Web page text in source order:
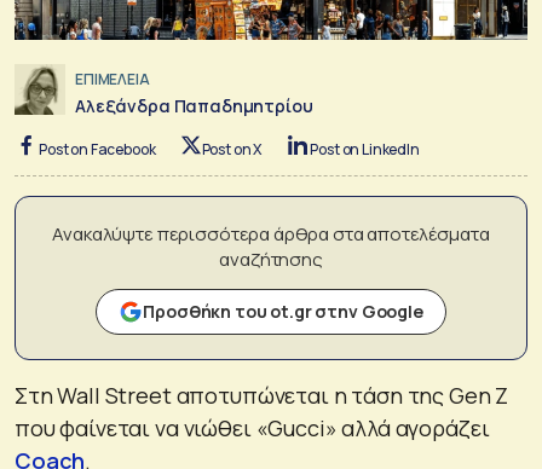
ΕΠΙΜΕΛΕΙΑ
Αλεξάνδρα Παπαδημητρίου
Post on Facebook Post on X Post on LinkedIn
Ανακαλύψτε περισσότερα άρθρα στα αποτελέσματα
αναζήτησης
Προσθήκη του ot.gr στην Google
Στη Wall Street αποτυπώνεται η τάση της Gen Z
που φαίνεται να νιώθει «Gucci» αλλά αγοράζει
Coach.